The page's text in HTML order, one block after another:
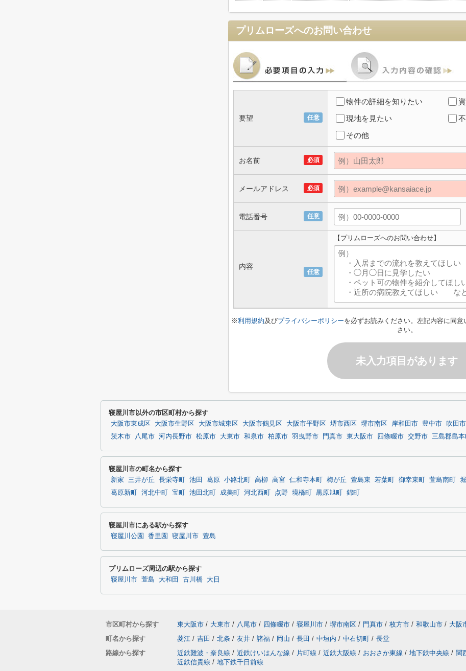
プリムローズへのお問い合わせ
任意
要望
物件の詳細を知りたい
現地を見たい
その他
必須
お名前
必須
メールアドレス
任意
電話番号
任意
内容
【プリムローズへのお問い合わせ】
※利用規約及びプライバシーポリシーを必ずお読みください。左記内容に同
さい。
未入力項目があります
寝屋川市以外の市区町村から探す
大阪市東成区 大阪市生野区 大阪市城東区 大阪市鶴見区 大阪市平野区 堺市西区 堺市南区 岸和田市 豊中市 吹田市
茨木市
八尾市 河内長野市 松原市 大東市 和泉市 柏原市 羽曳野市 門真市 東大阪市 四條畷市 交野市 三島郡島本
寝屋川市の町名から探す
新家 三井が丘 長栄寺町 池田 葛原 小路北町 高柳 高宮 仁和寺本町 梅が丘 萱島東 若葉町 御幸東町 萱島南町
葛原新町
河北中町 宝町 池田北町 成美町 河北西町 点野 境橋町 黒原旭町 錦町
寝屋川市にある駅から探す
寝屋川公園 香里園 寝屋川市 萱島
プリムローズ周辺の駅から探す
寝屋川市 萱島 大和田 古川橋 大日
市区町村から探す 東大阪市 / 大東市 / 八尾市 / 四條畷市 / 寝屋川市 / 堺市南区 / 門真市 / 枚方市 / 和歌山市 / 大阪
町名から探す
菱江 / 吉田 / 北条 / 友井 / 諸福 / 岡山 / 長田 / 中垣内 / 中石切町 / 長堂
路線から探す
近鉄難波・奈良線 / 近鉄けいはんな線 / 片町線 / 近鉄大阪線 / おおさか東線 / 地下鉄中央線 / 関
近鉄信貴線 / 地下鉄千日前線